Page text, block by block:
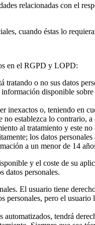
relacionadas con el
cuando éstas lo
en el RGPD y LOPD:
o no sus datos
disponible
inexactos o, teniendo en
establezca lo contrario, a
al tratamiento y este
los datos
a un menor de 14
y el coste de su
datos personales.
El usuario tiene
pero el
tendrá